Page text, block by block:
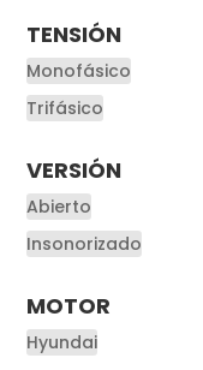
TENSIÓN
Monofásico
Trifásico
VERSIÓN
Abierto
Insonorizado
MOTOR
Hyundai